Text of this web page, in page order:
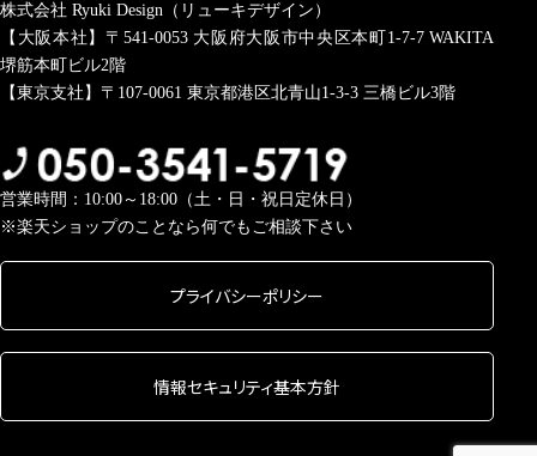
株式会社 Ryuki Design（リューキデザイン）
【大阪本社】〒541-0053大阪府大阪市中央区本町1-7-7 WAKITA
堺筋本町ビル2階
【東京支社】〒107-0061 東京都港区北青山1-3-3 三橋ビル3階
営業時間：10:00～18:00（土・日・祝日定休日）
※楽天ショップのことなら何でもご相談下さい
プライバシーポリシー
情報セキュリティ基本方針